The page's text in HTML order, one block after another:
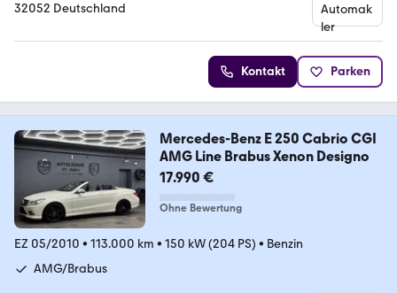
32052 Deutschland
Kontakt Parken
Mercedes-Benz E 250 Cabrio CGI
AMG Line Brabus Xenon Designo
17.990 €
Ohne Bewertung
EZ 05/2010 • 113.000 km • 150 kW (204 PS) • Benzin
AMG/Brabus